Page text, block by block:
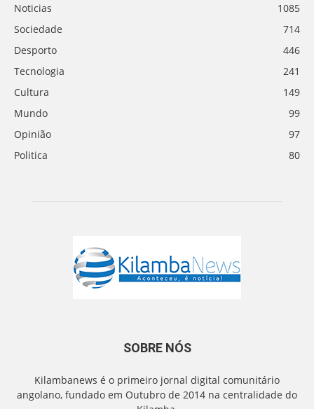
Noticias
1085
Sociedade
714
Desporto
446
Tecnologia
241
Cultura
149
Mundo
99
Opinião
97
Politica
80
SOBRE NÓS
Kilambanews é o primeiro jornal digital comunitário
angolano, fundado em Outubro de 2014 na centralidade do